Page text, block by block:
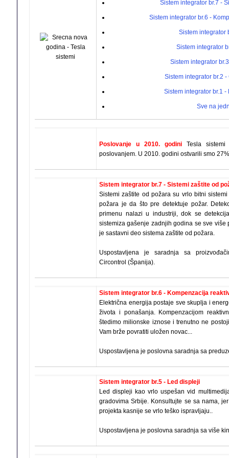
Sistem integrator br.7 -
Sistem integrator br.6 -
Sistem integrator
Sistem integrator
Sistem integrator
Sistem integrator br.2
Sistem integrator br.1
Sve na
Poslovanje u 2010. godiniTesla sistemi
poslovanjem. U 2010. godini ostvarili smo
Sistem integrator br.7 - Sistemi zaštite od
Sistemi zaštite od požara su vrlo bitni
požara je da što pre detektuje požar.
primenu nalazi u industriji, dok se
sistemiza gašenje zadnjih godina se sve
je sastavni deo sistema zaštite od požara.
Uspostavljena je saradnja sa
Circontrol (Španija).
Sistem integrator br.6 - Kompenzacija
Električna energija postaje sve skuplja i
života i ponašanja. Kompenzacijom
štedimo milionske iznose i trenutno ne
Vam brže povratiti uložen novac...
Uspostavljena je poslovna saradnja sa
Sistem integrator br.5 - Led displeji
Led displeji kao vrlo uspešan vid
gradovima Srbije. Konsultujte se sa nama,
projekta kasnije se vrlo teško ispravljaju..
Uspostavljena je poslovna saradnja sa više